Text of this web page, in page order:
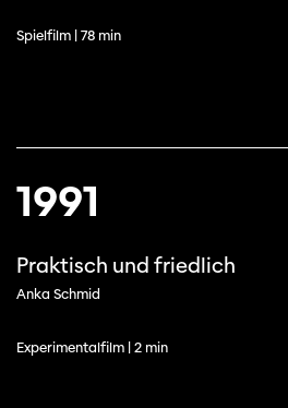
Spielfilm | 78 min
1991
Praktisch und friedlich
Anka Schmid
Experimentalfilm | 2 min